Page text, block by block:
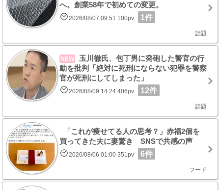
へ。創業58年で初めての変更。
2026/08/07 09:51 100pv 1件
話題
NEW
玉川徹氏、包丁男に発砲した警官の行
動を批判「絶対に死刑にならない犯罪を警察
官が死刑にしてしまった」
2026/08/09 14:24 406pv 12件
話題
「これが痩せてる人の思考？」赤福2個を
買ってきた夫に妻驚き SNSで共感の声
2026/08/06 01:00 351pv 6件
フード